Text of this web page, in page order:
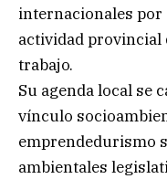
internacionales por
actividad provincial
trabajo.
Su agenda local se
vínculo
emprendedurismo
ambientales